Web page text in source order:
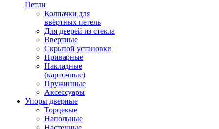
Петли
Колпачки для
ввёртных петель
Для дверей из стекла
Ввертные
Скрытой установки
Приварные
Накладные
(карточные)
Пружинные
Аксессуары
Упоры дверные
Торцевые
Напольные
Настенные